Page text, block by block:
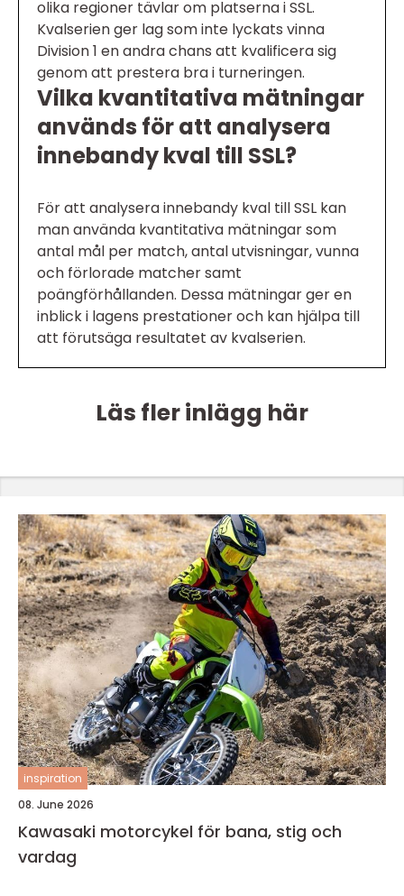
olika regioner tävlar om platserna i SSL.
Kvalserien ger lag som inte lyckats vinna
Division 1 en andra chans att kvalificera sig
genom att prestera bra i turneringen.
Vilka kvantitativa mätningar
används för att analysera
innebandy kval till SSL?
För att analysera innebandy kval till SSL kan
man använda kvantitativa mätningar som
antal mål per match, antal utvisningar, vunna
och förlorade matcher samt
poängförhållanden. Dessa mätningar ger en
inblick i lagens prestationer och kan hjälpa till
att förutsäga resultatet av kvalserien.
Läs fler inlägg här
inspiration
08. June 2026
Kawasaki motorcykel för bana, stig och
vardag